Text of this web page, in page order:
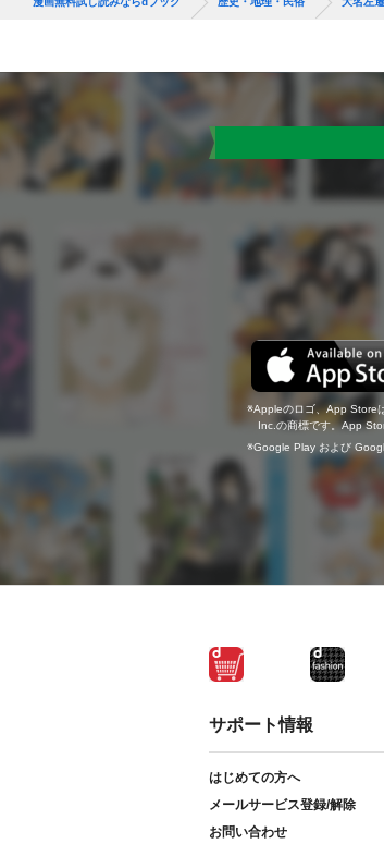
Appleのロゴ、App Store
Inc.の商標です。App
Google Play および
サポート情報
はじめての方へ
メールサービス登録/解除
お問い合わせ